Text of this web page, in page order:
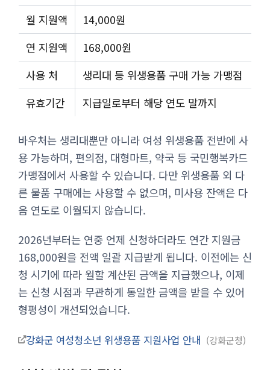
월 지원액
14,000원
연 지원액
168,000원
사용 처
생리대 등 위생용품 구매 가능 가맹점
유효기간
지급일로부터 해당 연도 말까지
바우처는 생리대뿐만 아니라 여성 위생용품 전반에 사
용 가능하며, 편의점, 대형마트, 약국 등 국민행복카드
가맹점에서 사용할 수 있습니다. 다만 위생용품 외 다
른 물품 구매에는 사용할 수 없으며, 미사용 잔액은 다
음 연도로 이월되지 않습니다.
2026년부터는 연중 언제 신청하더라도 연간 지원금
168,000원을 전액 일괄 지급받게 됩니다. 이전에는 신
청 시기에 따라 월할 계산된 금액을 지급했으나, 이제
는 신청 시점과 무관하게 동일한 금액을 받을 수 있어
형평성이 개선되었습니다.
강화군 여성청소년 위생용품 지원사업 안내 강화군청